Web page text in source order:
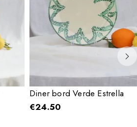
Diner bord Verde Estrella
€24.50